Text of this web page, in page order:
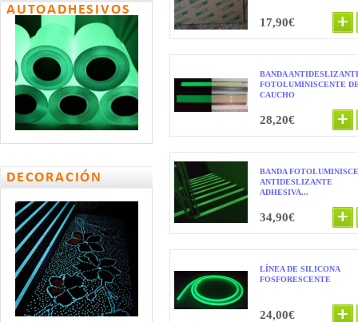
AUTOADHESIVOS
DECORACIÓN
17,90€
BANDA
FOTOLUMINISCENTE
CAUCHO
28,20€
BANDA
ANTIDESLIZANTE
ADHESIVA...
34,90€
LÍNEA DE SILICONA
FOSFORESCENTE
24,00€